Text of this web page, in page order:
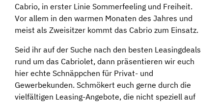
Cabrio, in erster Linie Sommerfeeling und Freiheit.
Vor allem in den warmen Monaten des Jahres und
meist als Zweisitzer kommt das Cabrio zum Einsatz.
Seid ihr auf der Suche nach den besten Leasingdeals
rund um das Cabriolet, dann präsentieren wir euch
hier echte Schnäppchen für Privat- und
Gewerbekunden. Schmökert euch gerne durch die
vielfältigen Leasing-Angebote, die nicht speziell auf